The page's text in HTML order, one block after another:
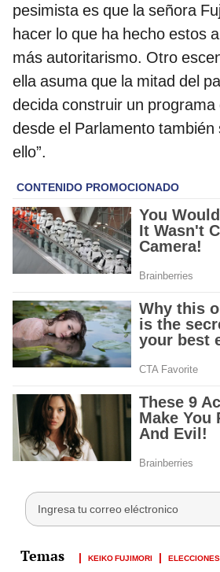
pesimista es que la señora
hacer lo que ha hecho estos
más autoritarismo. Otro
ella asuma que la mitad del
decida construir un programa
desde el Parlamento también
ello”.
KEIKO FUJIMORI